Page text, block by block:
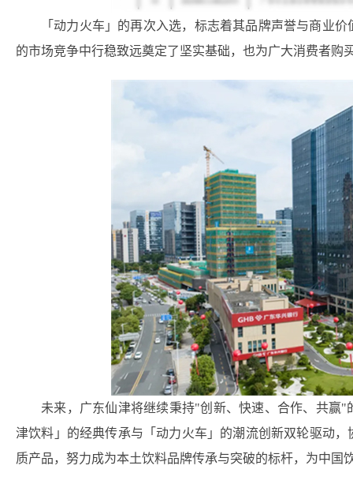
「动力火车」的再次入选，标志着其品牌声誉与商业
的市场竞争中行稳致远奠定了坚实基础，也为广大消费者购
未来，广东仙津将继续秉持"创新、快速、合作、共赢
津饮料」的经典传承与「动力火车」的潮流创新双轮驱动
质产品，努力成为本土饮料品牌传承与突破的标杆，为中国